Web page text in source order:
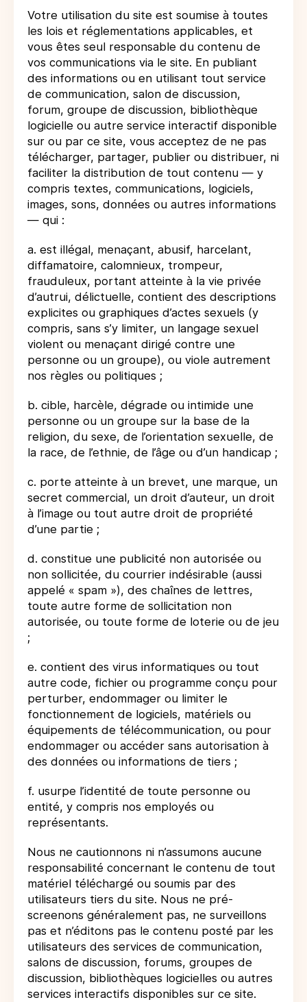
Votre utilisation du site est soumise à toutes
les lois et réglementations applicables, et
vous êtes seul responsable du contenu de
vos communications via le site. En publiant
des informations ou en utilisant tout service
de communication, salon de discussion,
forum, groupe de discussion, bibliothèque
logicielle ou autre service interactif disponible
sur ou par ce site, vous acceptez de ne pas
télécharger, partager, publier ou distribuer, ni
faciliter la distribution de tout contenu — y
compris textes, communications, logiciels,
images, sons, données ou autres informations
— qui :
a. est illégal, menaçant, abusif, harcelant,
diffamatoire, calomnieux, trompeur,
frauduleux, portant atteinte à la vie privée
d’autrui, délictuelle, contient des descriptions
explicites ou graphiques d’actes sexuels (y
compris, sans s’y limiter, un langage sexuel
violent ou menaçant dirigé contre une
personne ou un groupe), ou viole autrement
nos règles ou politiques ;
b. cible, harcèle, dégrade ou intimide une
personne ou un groupe sur la base de la
religion, du sexe, de l’orientation sexuelle, de
la race, de l’ethnie, de l’âge ou d’un handicap ;
c. porte atteinte à un brevet, une marque, un
secret commercial, un droit d’auteur, un droit
à l’image ou tout autre droit de propriété
d’une partie ;
d. constitue une publicité non autorisée ou
non sollicitée, du courrier indésirable (aussi
appelé « spam »), des chaînes de lettres,
toute autre forme de sollicitation non
autorisée, ou toute forme de loterie ou de jeu
;
e. contient des virus informatiques ou tout
autre code, fichier ou programme conçu pour
perturber, endommager ou limiter le
fonctionnement de logiciels, matériels ou
équipements de télécommunication, ou pour
endommager ou accéder sans autorisation à
des données ou informations de tiers ;
f. usurpe l’identité de toute personne ou
entité, y compris nos employés ou
représentants.
Nous ne cautionnons ni n’assumons aucune
responsabilité concernant le contenu de tout
matériel téléchargé ou soumis par des
utilisateurs tiers du site. Nous ne pré-
screenons généralement pas, ne surveillons
pas et n’éditons pas le contenu posté par les
utilisateurs des services de communication,
salons de discussion, forums, groupes de
discussion, bibliothèques logicielles ou autres
services interactifs disponibles sur ce site.